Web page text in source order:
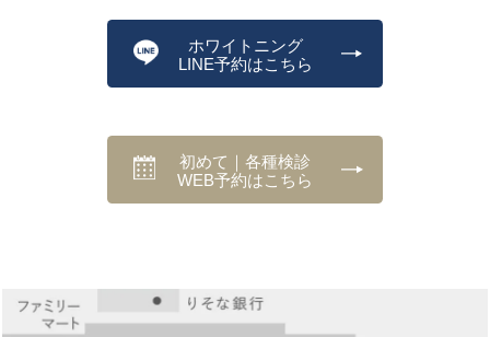
ホワイトニング
LINE予約はこちら
初めて｜各種検診
WEB予約はこちら